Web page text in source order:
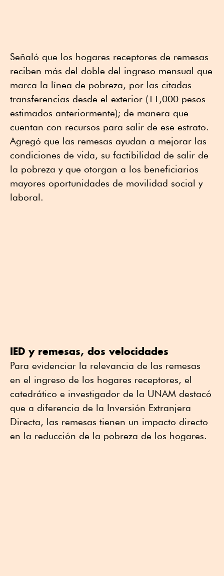
Señaló que los hogares receptores de remesas
reciben más del doble del ingreso mensual que
marca la línea de pobreza, por las citadas
transferencias desde el exterior (11,000 pesos
estimados anteriormente); de manera que
cuentan con recursos para salir de ese estrato.
Agregó que las remesas ayudan a mejorar las
condiciones de vida, su factibilidad de salir de
la pobreza y que otorgan a los beneficiarios
mayores oportunidades de movilidad social y
laboral.
IED y remesas, dos velocidades
Para evidenciar la relevancia de las remesas
en el ingreso de los hogares receptores, el
catedrático e investigador de la UNAM destacó
que a diferencia de la Inversión Extranjera
Directa, las remesas tienen un impacto directo
en la reducción de la pobreza de los hogares.